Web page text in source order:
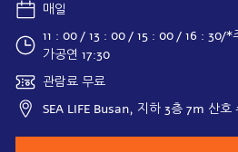
매일
11 : 00 / 13 : 00 / 15 : 00 / 16 : 30/*
가공연 17:30
관람료 무료
SEA LIFE Busan, 지하 3층 7m 산호